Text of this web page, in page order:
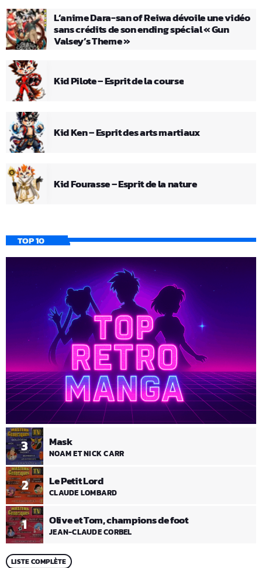
L’anime Dara-san of Reiwa dévoile une vidéo
sans crédits de son ending spécial « Gun
Valsey’s Theme »
Kid Pilote – Esprit de la course
Kid Ken – Esprit des arts martiaux
Kid Fourasse – Esprit de la nature
TOP 10
1 Olive et Tom, champions de foot
JEAN-CLAUDE CORBEL
2 Le Petit Lord
CLAUDE LOMBARD
3 Mask
NOAM ET NICK CARR
LISTE COMPLÈTE